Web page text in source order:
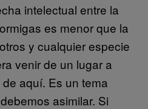
intelectual entre la
es menor que la
y cualquier especie
venir de un lugar a
aquí. Es un tema
asimilar. Si